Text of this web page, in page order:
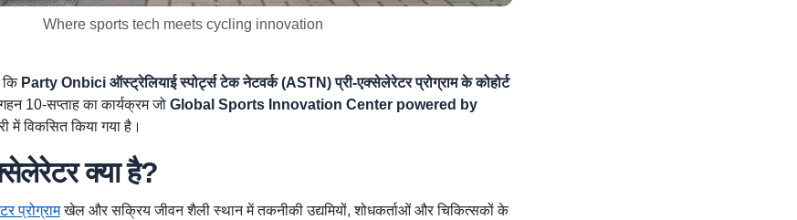
Where sports tech meets cycling innovation
कि Party Onbici ऑस्ट्रेलियाई स्पोर्ट्स टेक नेटवर्क (ASTN) प्री-एक्सेलेरेटर प्रोग्राम के कोहोर्ट
10-सप्ताह का कार्यक्रम जो Global Sports Innovation Center powered by
में विकसित किया गया है।
क्या है?
प्रोग्रामखेल और सक्रिय जीवन शैली स्थान में तकनीकी उद्यमियों, शोधकर्ताओं और चिकित्सकों के